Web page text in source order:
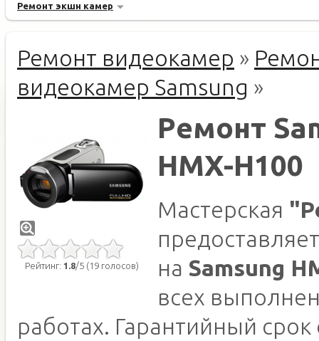
Ремонт экшн камер
Ремонт видеокамер »
видеокамер Samsung »
Рейтинг: 1.8/5 (19 голосов)
Ремонт
HMX-H100
Мастерская
на Samsung
всех
работах. Гарантийный срок